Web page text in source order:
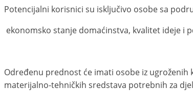
Potencijalni korisnici su isključivo osobe sa
ekonomsko stanje domaćinstva, kvalitet ideje i
Određenu prednost će imati osobe iz
materijalno-tehničkih sredstava potrebnih za